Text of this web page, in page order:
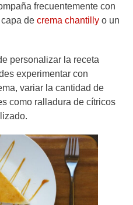
frecuentemente con
de crema chantilly o un
personalizar la receta
experimentar con
variar la cantidad de
como ralladura de cítricos